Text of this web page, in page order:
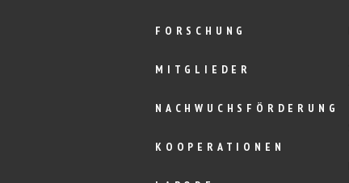
FORSCHUNG
MITGLIEDER
NACHWUCHSFÖRDERUNG
KOOPERATIONEN